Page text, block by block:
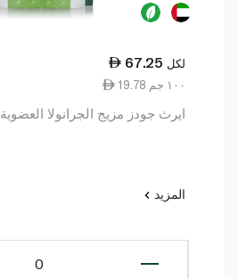
67.25 لكل
19.78 ١٠٠ جم
ايرث جودز مزيج الجرانولا العضوية 340 غرام
المزيد
0